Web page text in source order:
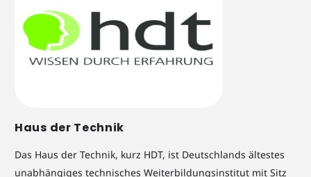
Haus der Technik
Das Haus der Technik, kurz HDT, ist Deutschlands ältestes
unabhängiges technisches Weiterbildungsinstitut mit Sitz